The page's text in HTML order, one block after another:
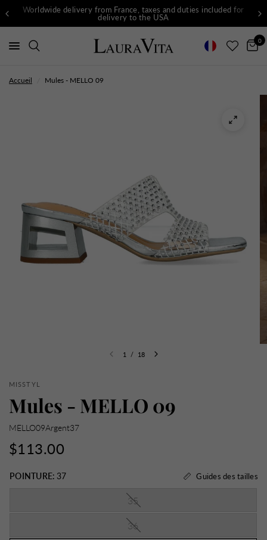
Worldwide delivery from France, taxes and duties included for
delivery to the USA
0
Accueil Mules - MELLO 09
1 / 18
MISSTYL
Mules - MELLO 09
MELLO09Argent37
$113.00
POINTURE: 37 Guides des tailles
35
36